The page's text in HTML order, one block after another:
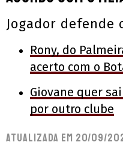
Jogador defende
Rony, do
acerto com o
Giovane quer
por outro clube
Atualizada em 20/09/